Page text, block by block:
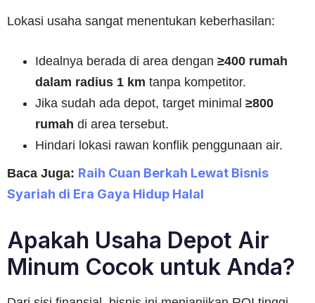
Lokasi usaha sangat menentukan keberhasilan:
Idealnya berada di area dengan ≥400 rumah
dalam radius 1 km tanpa kompetitor.
Jika sudah ada depot, target minimal ≥800
rumah di area tersebut.
Hindari lokasi rawan konflik penggunaan air.
Baca Juga: Raih Cuan Berkah Lewat Bisnis
Syariah di Era Gaya Hidup Halal
Apakah Usaha Depot Air
Minum Cocok untuk Anda?